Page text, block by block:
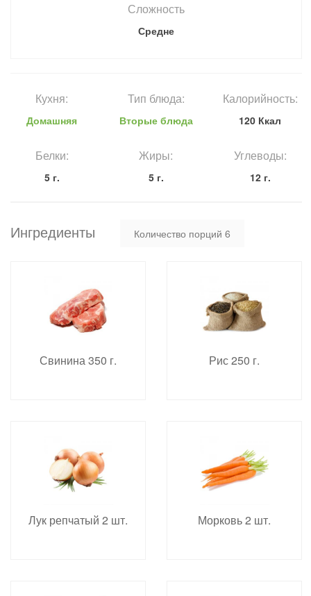
Сложность
Средне
Кухня:
Домашняя
Тип блюда:
Вторые блюда
Калорийность:
120 Ккал
Белки:
5 г.
Жиры:
5 г.
Углеводы:
12 г.
Ингредиенты Количество порций 6
Свинина 350 г. Рис 250 г.
Лук репчатый 2 шт. Морковь 2 шт.